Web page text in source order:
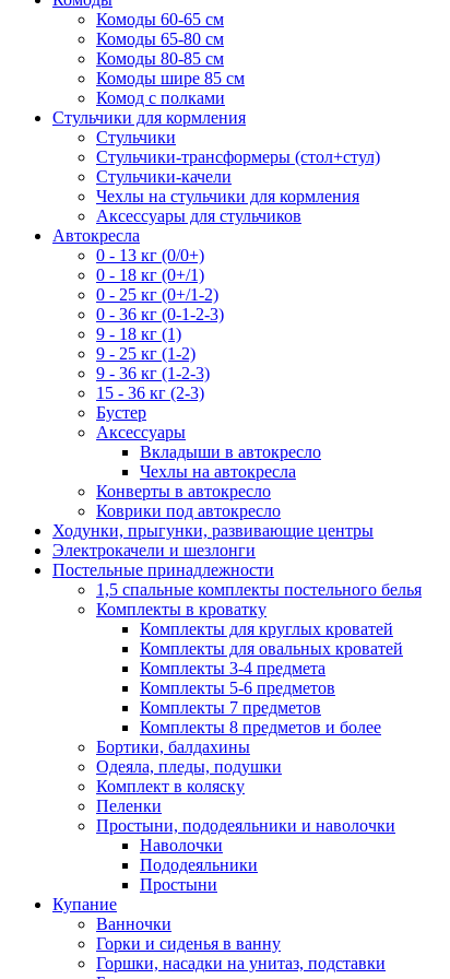
Комоды 60-65 см
Комоды 65-80 см
Комоды 80-85 см
Комоды шире 85 см
Комод с полками
Стульчики для кормления
Стульчики
Стульчики-трансформеры (стол+стул)
Стульчики-качели
Чехлы на стульчики для кормления
Аксессуары для стульчиков
Автокресла
0 - 13 кг (0/0+)
0 - 18 кг (0+/1)
0 - 25 кг (0+/1-2)
0 - 36 кг (0-1-2-3)
9 - 18 кг (1)
9 - 25 кг (1-2)
9 - 36 кг (1-2-3)
15 - 36 кг (2-3)
Бустер
Аксессуары
Вкладыши в автокресло
Чехлы на автокресла
Конверты в автокресло
Коврики под автокресло
Ходунки, прыгунки, развивающие центры
Электрокачели и шезлонги
Постельные принадлежности
1,5 спальные комплекты постельного белья
Комплекты в кроватку
Комплекты для круглых кроватей
Комплекты для овальных кроватей
Комплекты 3-4 предмета
Комплекты 5-6 предметов
Комплекты 7 предметов
Комплекты 8 предметов и более
Бортики, балдахины
Одеяла, пледы, подушки
Комплект в коляску
Пеленки
Простыни, пододеяльники и наволочки
Наволочки
Пододеяльники
Простыни
Купание
Ванночки
Горки и сиденья в ванну
Горшки, насадки на унитаз, подставки